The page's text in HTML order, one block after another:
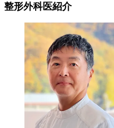
整形外科医紹介